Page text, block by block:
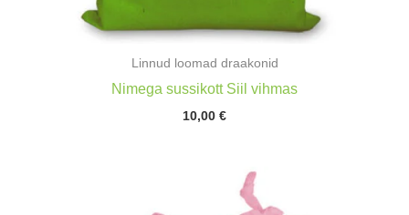
Linnud loomad draakonid
Nimega sussikott Siil vihmas
10,00 €